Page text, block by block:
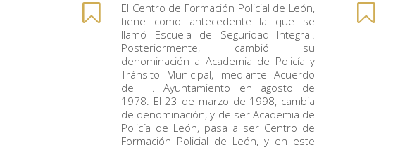
El Centro de Formación Policial de León,
tiene como antecedente la que se
llamó Escuela de Seguridad Integral.
Posteriormente, cambió su
denominación a Academia de Policía y
Tránsito Municipal, mediante Acuerdo
del H. Ayuntamiento en agosto de
1978. El 23 de marzo de 1998, cambia
de denominación, y de ser Academia de
Policía de León, pasa a ser Centro de
Formación Policial de León, y en este